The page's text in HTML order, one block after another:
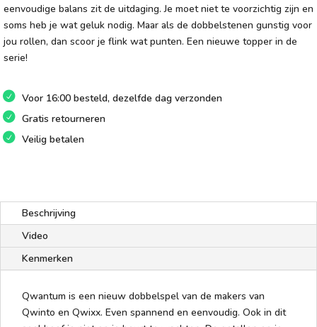
eenvoudige balans zit de uitdaging. Je moet niet te voorzichtig zijn en
soms heb je wat geluk nodig. Maar als de dobbelstenen gunstig voor
jou rollen, dan scoor je flink wat punten. Een nieuwe topper in de
serie!
Voor 16:00 besteld, dezelfde dag verzonden
Gratis retourneren
Veilig betalen
Beschrijving
Video
Kenmerken
Qwantum is een nieuw dobbelspel van de makers van
Qwinto en Qwixx. Even spannend en eenvoudig. Ook in dit